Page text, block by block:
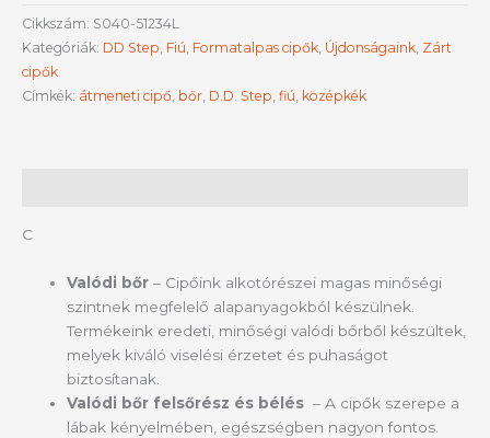
Cikkszám: S040-51234L
Kategóriák: DD Step, Fiú, Formatalpas cipők, Újdonságaink, Zárt
cipők
Címkék: átmeneti cipő, bőr, D.D. Step, fiú, középkék
C
Valódi bőr– Cipőink alkotórészei magas minőségi
szintnek megfelelő alapanyagokból készülnek.
Termékeink eredeti, minőségi valódi bőrből készültek,
melyek kiváló viselési érzetet és puhaságot
biztosítanak.
Valódi bőr felsőrész és bélés– A cipők szerepe a
lábak kényelmében, egészségben nagyon fontos.